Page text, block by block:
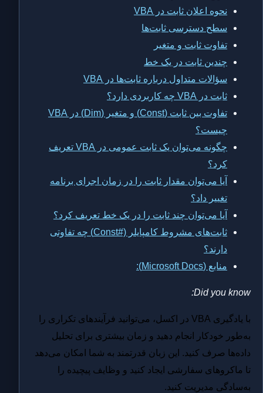
نحوه اعلان ثابت در VBA
سطح دسترسی ثابت‌ها
تفاوت ثابت و متغیر
چندین ثابت در یک خط
سؤالات متداول درباره ثابت‌ها در VBA
ثابت در VBA چه کاربردی دارد؟
تفاوت بین ثابت (Const) و متغیر (Dim) در VBA
چیست؟
چگونه می‌توان یک ثابت عمومی در VBA تعریف
کرد؟
آیا می‌توان مقدار ثابت را در زمان اجرای برنامه
تغییر داد؟
آیا می‌توان چند ثابت را در یک خط تعریف کرد؟
ثابت‌های مشروط کامپایلر (#Const) چه تفاوتی
دارند؟
منابع (Microsoft Docs):
Did you know:
با یادگیری VBA در اکسل، می‌توانید فرآیندهای تکراری را
به‌طور خودکار انجام دهید و زمان بیشتری برای تحلیل
داده‌ها صرف کنید. این زبان قدرتمند به شما امکان می‌دهد
تا ماکروهای سفارشی ایجاد کنید و وظایف پیچیده را
به‌سادگی مدیریت کنید.